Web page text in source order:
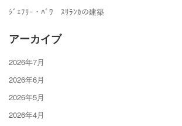
ｼﾞｪﾌﾘｰ・ﾊﾞﾜ ｽﾘﾗﾝｶの建築
アーカイブ
2026年7月
2026年6月
2026年5月
2026年4月